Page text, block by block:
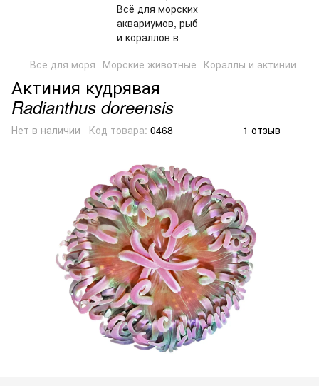
Всё для моря Морские животные Кораллы и актинии
Актиния кудрявая
Radianthus doreensis
Нет в наличии Код товара: 0468 1 отзыв